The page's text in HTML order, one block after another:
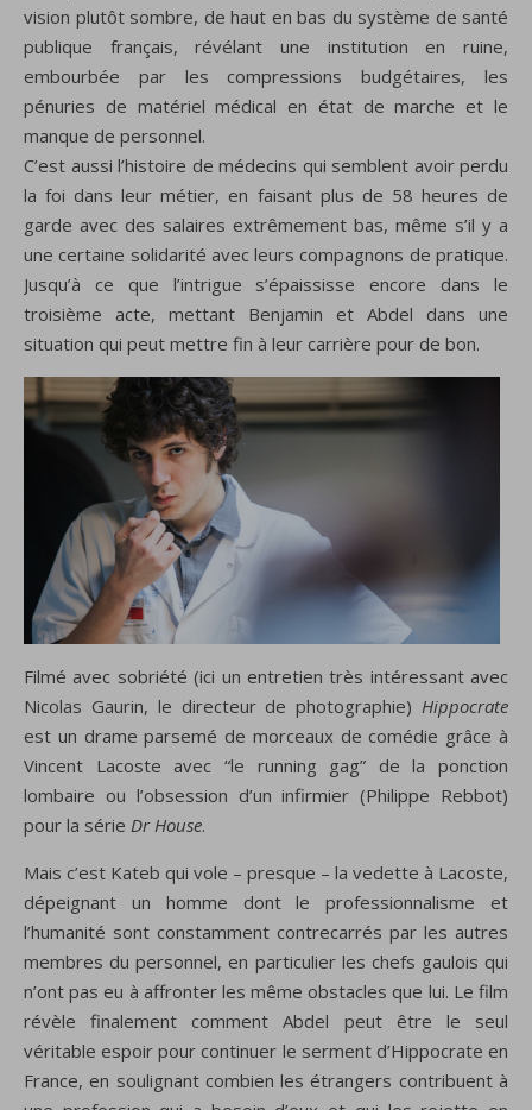
vision plutôt sombre, de haut en bas du système de santé
publique français, révélant une institution en ruine,
embourbée par les compressions budgétaires, les
pénuries de matériel médical en état de marche et le
manque de personnel.
C’est aussi l’histoire de médecins qui semblent avoir perdu
la foi dans leur métier, en faisant plus de 58 heures de
garde avec des salaires extrêmement bas, même s’il y a
une certaine solidarité avec leurs compagnons de pratique.
Jusqu’à ce que l’intrigue s’épaississe encore dans le
troisième acte, mettant Benjamin et Abdel dans une
situation qui peut mettre fin à leur carrière pour de bon.
Filmé avec sobriété (ici un entretien très intéressant avec
Nicolas Gaurin, le directeur de photographie) Hippocrate
est un drame parsemé de morceaux de comédie grâce à
Vincent Lacoste avec “le running gag” de la ponction
lombaire ou l’obsession d’un infirmier (Philippe Rebbot)
pour la série Dr House.
Mais c’est Kateb qui vole – presque – la vedette à Lacoste,
dépeignant un homme dont le professionnalisme et
l’humanité sont constamment contrecarrés par les autres
membres du personnel, en particulier les chefs gaulois qui
n’ont pas eu à affronter les même obstacles que lui. Le film
révèle finalement comment Abdel peut être le seul
véritable espoir pour continuer le serment d’Hippocrate en
France, en soulignant combien les étrangers contribuent à